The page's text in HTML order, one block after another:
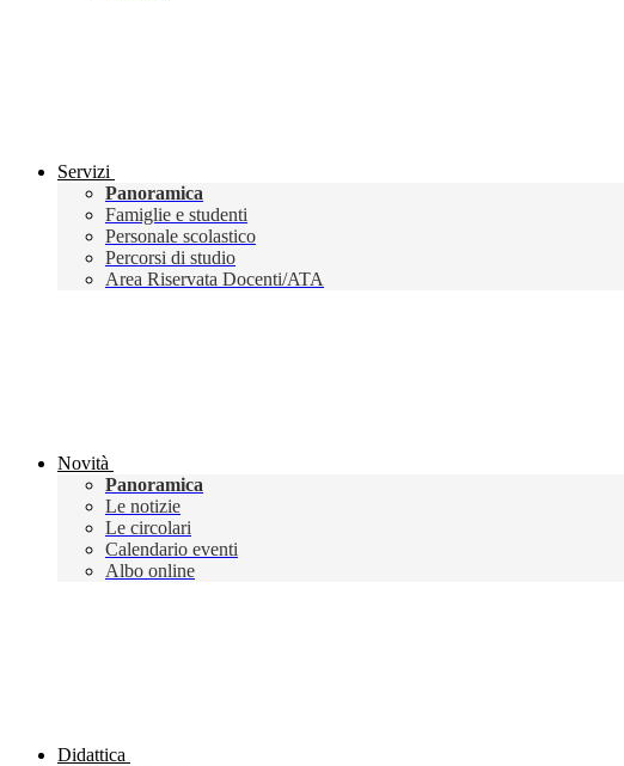
Servizi
Panoramica
Famiglie e studenti
Personale scolastico
Percorsi di studio
Area Riservata Docenti/ATA
Novità
Panoramica
Le notizie
Le circolari
Calendario eventi
Albo online
Didattica